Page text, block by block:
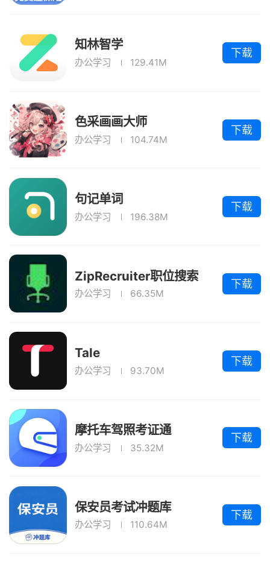
知林智学
办公学习 129.41M
下载
色采画画大师
办公学习 104.74M
下载
句记单词
办公学习 196.38M
下载
ZipRecruiter职位搜索
办公学习 66.35M
下载
Tale
办公学习 93.70M
下载
摩托车驾照考证通
办公学习 35.32M
下载
保安员考试冲题库
办公学习 110.64M
下载